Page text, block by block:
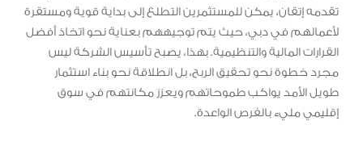
تقدمه إتقان، يمكن للمستثمرين التطلع إلى بداية قوية ومستقرة
لأعمالهم في دبي، حيث يتم توجيههم بعناية نحو اتخاذ أفضل
القرارات المالية والتنظيمية. بهذا، يصبح تأسيس الشركة ليس
مجرد خطوة نحو تحقيق الربح، بل انطلاقة نحو بناء استثمار
طويل الأمد يواكب طموحاتهم ويعزز مكانتهم في سوق
إقليمي مليء بالفرص الواعدة.